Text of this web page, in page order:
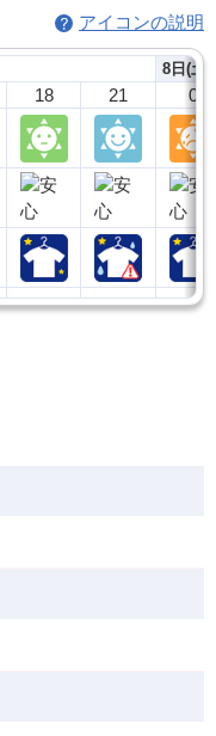
アイコンの説明
18 21
8日(土)
0